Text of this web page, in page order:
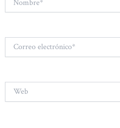
Correo
electrónico*
Web